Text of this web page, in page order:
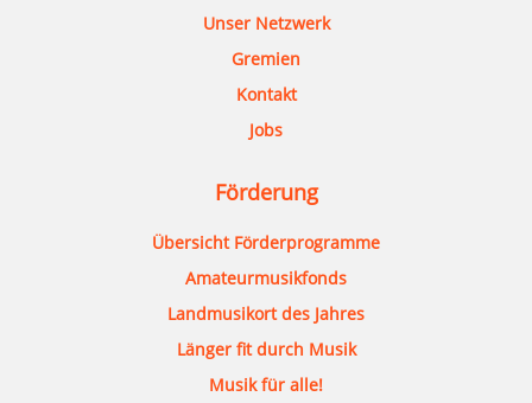
Unser Netzwerk
Gremien
Kontakt
Jobs
Förderung
Übersicht Förderprogramme
Amateurmusikfonds
Landmusikort des Jahres
Länger fit durch Musik
Musik für alle!